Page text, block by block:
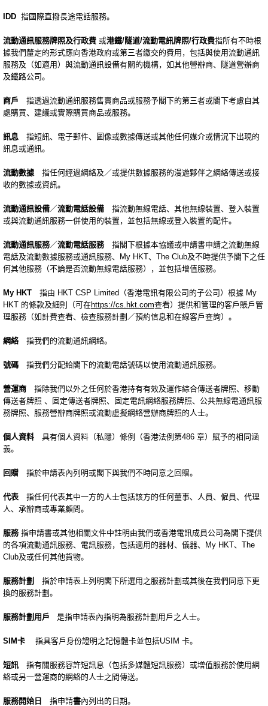
IDD 指國際直撥長途電話服務。
流動通訊服務牌照及行政費 或港鐵/隧道/流動電訊牌照/行政費指所有不時根
據我們釐定的形式應向香港政府或第三者繳交的費用，包括與使用流動通訊
服務及（如適用）與流動通訊設備有關的機構，如其他營辦商、隧道營辦商
及鐵路公司。
商戶 指透過流動通訊服務售賣商品或服務予閣下的第三者或閣下考慮自其
處購買、建議或實際購買商品或服務。
訊息 指短訊、電子郵件、圖像或數據傳送或其他任何媒介或情況下出現的
訊息或通訊。
流動數據 指任何經過網絡及／或提供數據服務的漫遊夥伴之網絡傳送或接
收的數據或資訊。
流動通訊設備／流動電話設備 指流動無線電話、其他無線裝置、登入裝置
或與流動通訊服務一併使用的裝置，並包括無線或登入裝置的配件。
流動通訊服務／流動電話服務 指閣下根據本協議或申請書申請之流動無線
電話及流動數據服務或通訊服務、My HKT、The Club及不時提供予閣下之任
何其他服務（不論是否流動無線電話服務），並包括增值服務。
My HKT 指由 HKT CSP Limited（香港電訊有限公司的子公司）根據 My
HKT 的條款及細則（可在https://cs.hkt.com查看）提供和管理的客戶賬戶管
理服務（如計費查看、檢查服務計劃／預約信息和在線客戶查詢）。
網絡 指我們的流動通訊網絡。
號碼 指我們分配給閣下的流動電話號碼以使用流動通訊服務。
營運商 指除我們以外之任何於香港持有有效及運作綜合傳送者牌照、移動
傳送者牌照 、固定傳送者牌照、固定電訊網絡服務牌照、公共無線電通訊服
務牌照、服務營辦商牌照或流動虛擬網絡營辦商牌照的人士。
個人資料 具有個人資料（私隱）條例（香港法例第486 章）賦予的相同涵
義。
回贈 指於申請表內列明或閣下與我們不時同意之回贈。
代表 指任何代表其中一方的人士包括該方的任何董事、人員、僱員、代理
人、承辦商或專業顧問。
服務 指申請書或其他相關文件中註明由我們或香港電訊成員公司為閣下提供
的各項流動通訊服務、電訊服務，包括適用的器材、儀器、My HKT、The
Club及或任何其他貨物。
服務計劃 指於申請表上列明閣下所選用之服務計劃或其後在我們同意下更
換的服務計劃。
服務計劃用戶 是指申請表內指明為服務計劃用戶之人士。
SIM卡 指具客戶身份證明之記憶體卡並包括USIM 卡。
短訊 指有關服務容許短訊息（包括多媒體短訊服務）或增值服務於使用網
絡或另一營運商的網絡的人士之間傳送。
服務開始日 指申請書內列出的日期。